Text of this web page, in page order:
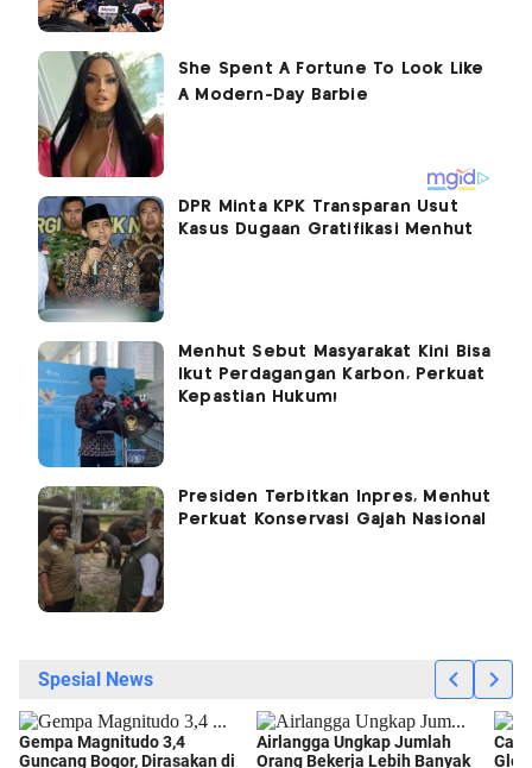
DPR Minta KPK Transparan Usut
Kasus Dugaan Gratifikasi Menhut
Menhut Sebut Masyarakat Kini Bisa
Ikut Perdagangan Karbon, Perkuat
Kepastian Hukum!
Presiden Terbitkan Inpres, Menhut
Perkuat Konservasi Gajah Nasional